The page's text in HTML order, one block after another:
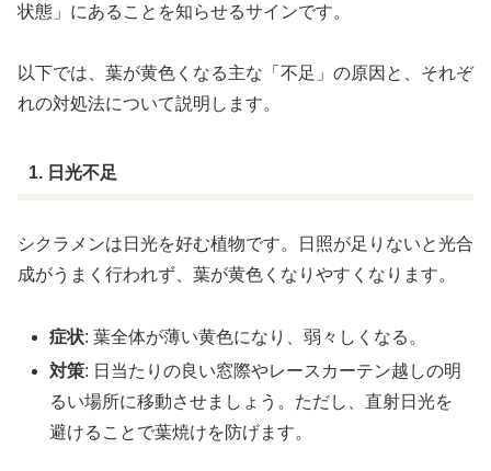
状態」にあることを知らせるサインです。
以下では、葉が黄色くなる主な「不足」の原因と、それぞ
れの対処法について説明します。
1. 日光不足
シクラメンは日光を好む植物です。日照が足りないと光合
成がうまく行われず、葉が黄色くなりやすくなります。
症状: 葉全体が薄い黄色になり、弱々しくなる。
対策: 日当たりの良い窓際やレースカーテン越しの明
るい場所に移動させましょう。ただし、直射日光を
避けることで葉焼けを防げます。